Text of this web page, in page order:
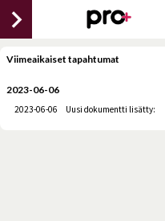
chevron_right
Viimeaikaiset tapahtumat
2023-06-06
2023-06-06 Uusi dokumentti lisätty: